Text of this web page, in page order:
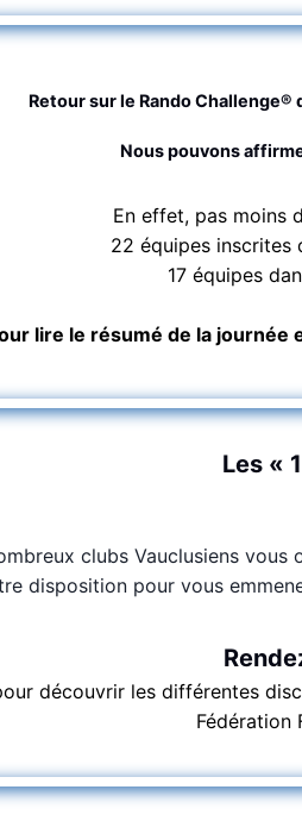
Retour sur le Rando
Nous pouvons
En effet, pas moins
22 équipes inscrites
17 équipes
lire le résumé de la journée
Les «
clubs Vauclusiens
disposition pour vous
découvrir les différentes
Fédération